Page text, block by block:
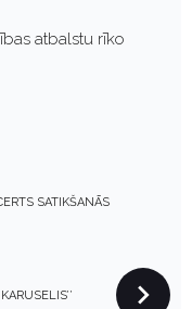
atbalstu rīko
SATIKŠANĀS